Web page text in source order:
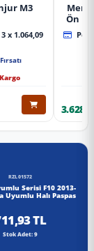
M3
x 1.064,09
Ön
RZL01572
Serisi F10 2013-
Uyumlu Halı Paspas
TL
Stok Adet: 9